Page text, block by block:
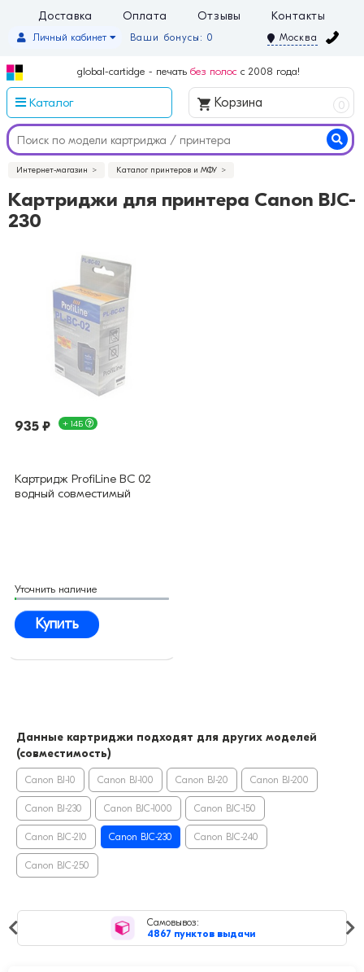
Доставка Оплата Отзывы Контакты
Ваши бонусы: 0
Личный кабинет Москва
global-cartidge - печать без полос с 2008 года!
Каталог Корзина 0
Интернет-магазин Каталог принтеров и МФУ
Картриджи для принтера Canon BJC-
230
935 ₽ + 14Б
Картридж ProfiLine BC 02
водный совместимый
Уточнить наличие
Купить
Данные картриджи подходят для других моделей
(совместимость)
Canon BJ-10 Canon BJ-100 Canon BJ-20 Canon BJ-200
Canon BJ-230 Canon BJC-1000 Canon BJC-150
Canon BJC-210 Canon BJC-230 Canon BJC-240
Canon BJC-250
Самовывоз:
4867 пунктов выдачи